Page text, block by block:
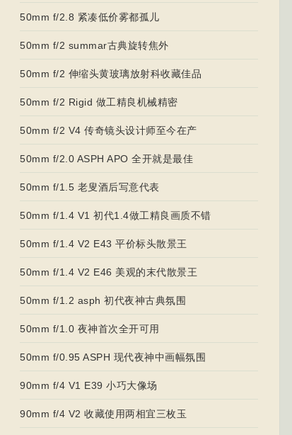
50mm f/2.8 紧凑低价雾都孤儿
50mm f/2 summar古典旋转焦外
50mm f/2 伸缩头黄玻璃放射科收藏佳品
50mm f/2 Rigid 做工精良机械精密
50mm f/2 V4 传奇镜头设计师至今在产
50mm f/2.0 ASPH APO 全开就是最佳
50mm f/1.5 老叟酒后写意代表
50mm f/1.4 V1 初代1.4做工精良画质不错
50mm f/1.4 V2 E43 平价标头散景王
50mm f/1.4 V2 E46 美观的末代散景王
50mm f/1.2 asph 初代夜神古典氛围
50mm f/1.0 夜神首次全开可用
50mm f/0.95 ASPH 现代夜神中画幅氛围
90mm f/4 V1 E39 小巧大像场
90mm f/4 V2 收藏使用两相宜三枚玉